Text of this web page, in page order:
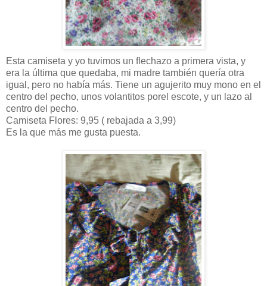
Esta camiseta y yo tuvimos un flechazo a primera vista, y
era la última que quedaba, mi madre también quería otra
igual, pero no había más. Tiene un agujerito muy mono en el
centro del pecho, unos volantitos porel escote, y un lazo al
centro del pecho.
Camiseta Flores: 9,95 ( rebajada a 3,99)
Es la que más me gusta puesta.